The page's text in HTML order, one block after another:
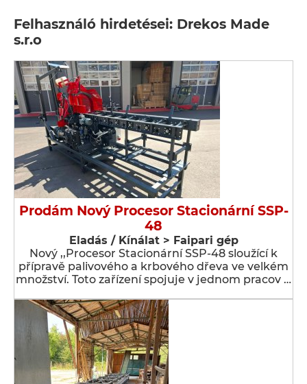
Felhasználó hirdetései: Drekos Made
s.r.o
Prodám Nový Procesor Stacionární SSP-
48
Eladás / Kínálat > Faipari gép
Nový ,,Procesor Stacionární SSP-48 sloužící k
přípravě palivového a krbového dřeva ve velkém
množství. Toto zařízení spojuje v jednom pracov …